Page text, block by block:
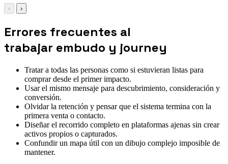
‹ ›
Errores frecuentes al
trabajar embudo y journey
Tratar a todas las personas como si estuvieran listas para
comprar desde el primer impacto.
Usar el mismo mensaje para descubrimiento, consideración y
conversión.
Olvidar la retención y pensar que el sistema termina con la
primera venta o contacto.
Diseñar el recorrido completo en plataformas ajenas sin crear
activos propios o capturados.
Confundir un mapa útil con un dibujo complejo imposible de
mantener.